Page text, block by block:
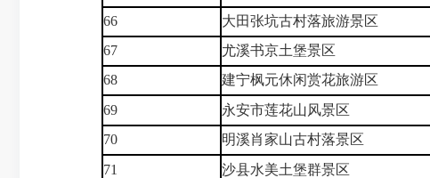
66
大田张坑古村落旅游景区
67
尤溪书京土堡景区
68
建宁枫元休闲赏花旅游区
69
永安市莲花山风景区
70
明溪肖家山古村落景区
71
沙县水美土堡群景区